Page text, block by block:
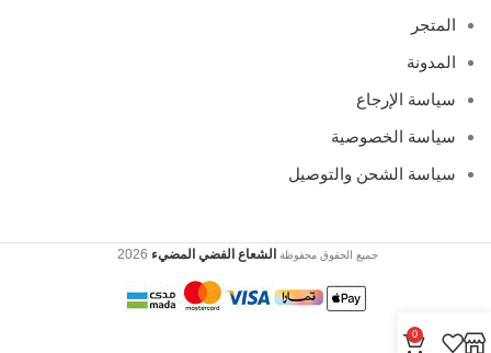
المتجر
المدونة
سياسة الإرجاع
سياسة الخصوصية
سياسة الشحن والتوصيل
جميع الحقوق محفوظة الشعاع الفضي المضيء 2026
0